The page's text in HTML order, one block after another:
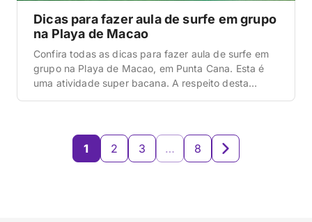
Dicas para fazer aula de surfe em grupo
na Playa de Macao
Confira todas as dicas para fazer aula de surfe em
grupo na Playa de Macao, em Punta Cana. Esta é
uma atividade super bacana. A respeito desta
Quanto […]
1 2 3 … 8